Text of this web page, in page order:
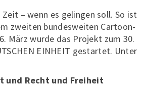
– wenn es gelingen soll. So ist
zweiten bundesweiten Cartoon-
März wurde das Projekt zum 30.
EINHEIT gestartet. Unter
und Recht und Freiheit